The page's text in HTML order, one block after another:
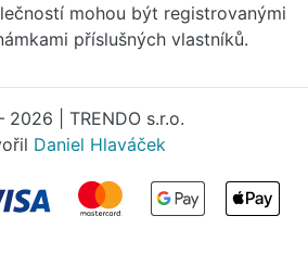
mohou být registrovanými
příslušných vlastníků.
2026 | TRENDO s.r.o.
Daniel Hlaváček